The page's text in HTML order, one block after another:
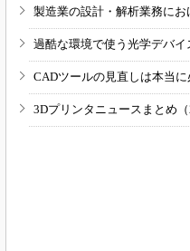
製造業の設計・解析業務に
過酷な環境で使う光学デバ
CADツールの見直しは本当
3Dプリンタニュースまとめ（